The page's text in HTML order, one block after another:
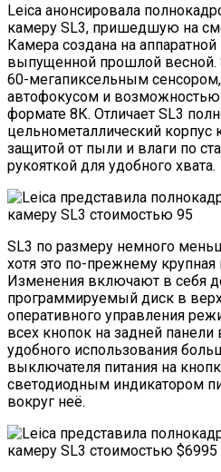
Leica анонсировала
камеру SL3, пришедшую на
Камера создана на
выпущенной прошлой весной.
60-мегапиксельным
автофокусом и
формате 8К. Отличает SL3
цельнометаллический корпус
защитой от пыли и влаги по
рукояткой для удобного хвата.
SL3 по размеру немного
хотя это по-прежнему крупная
Изменения включают в себя
программируемый диск в
оперативного управления
всех кнопок на задней
удобного использования
выключателя питания на
светодиодным индикатором
вокруг неё.